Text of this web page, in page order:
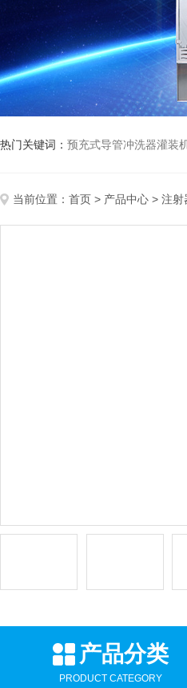
热门关键词： 预充式导管冲洗器灌装
当前位置： 首页 > 产品中心 > 注射
产品分类
PRODUCT CATEGORY